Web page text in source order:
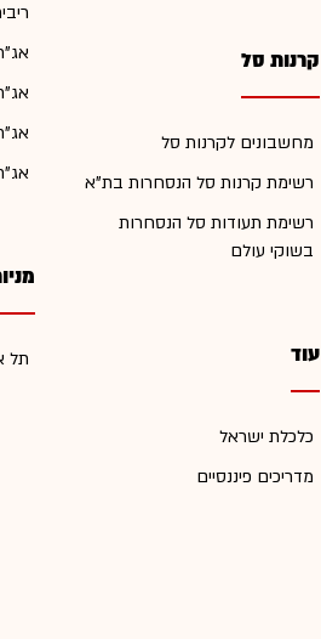
קרנות סל
מחשבונים לקרנות סל
רשימת קרנות סל הנסחרות בת"א
רשימת תעודות סל הנסחרות
בשוקי עולם
עוד
כלכלת ישראל
מדריכים פיננסיים
תל